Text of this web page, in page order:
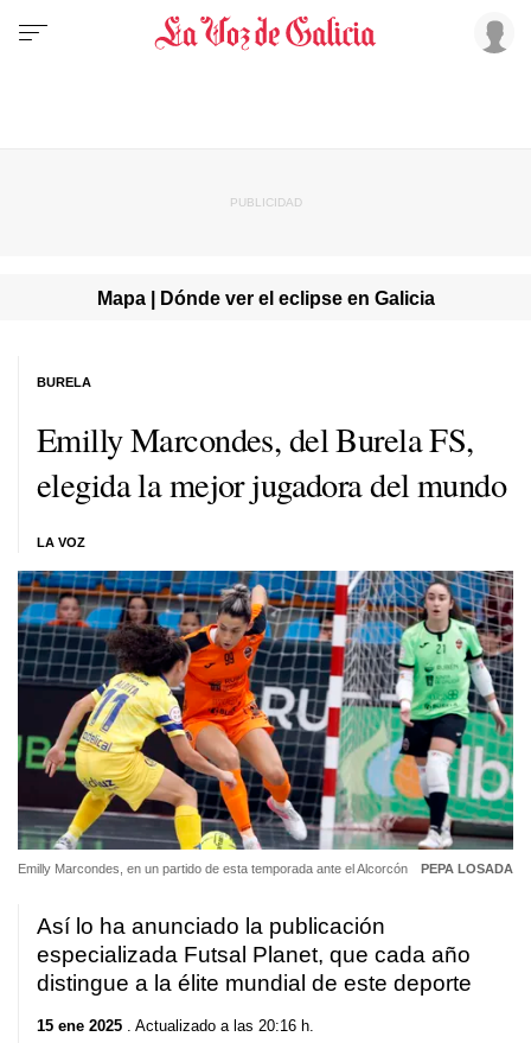
Mapa | Dónde ver el eclipse en Galicia
Emilly Marcondes, del Burela FS,
elegida la mejor jugadora del mundo
LA VOZ
BURELA
Emilly Marcondes, en un partido de esta temporada ante el Alcorcón PEPA LOSADA
Así lo ha anunciado la publicación
especializada Futsal Planet, que cada año
distingue a la élite mundial de este deporte
15 ene 2025 . Actualizado a las 20:16 h.